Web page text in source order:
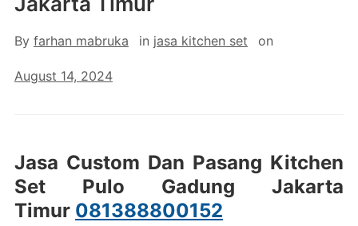
By farhan mabruka in jasa kitchen set on
August 14, 2024
Jasa Custom Dan Pasang Kitchen
Set Pulo Gadung Jakarta
Timur 081388800152